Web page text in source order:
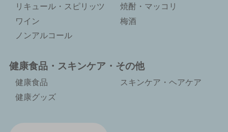
リキュール・スピリッツ
焼酎・マッコリ
ワイン
梅酒
ノンアルコール
健康食品・スキンケア・その他
健康食品
スキンケア・ヘアケア
健康グッズ